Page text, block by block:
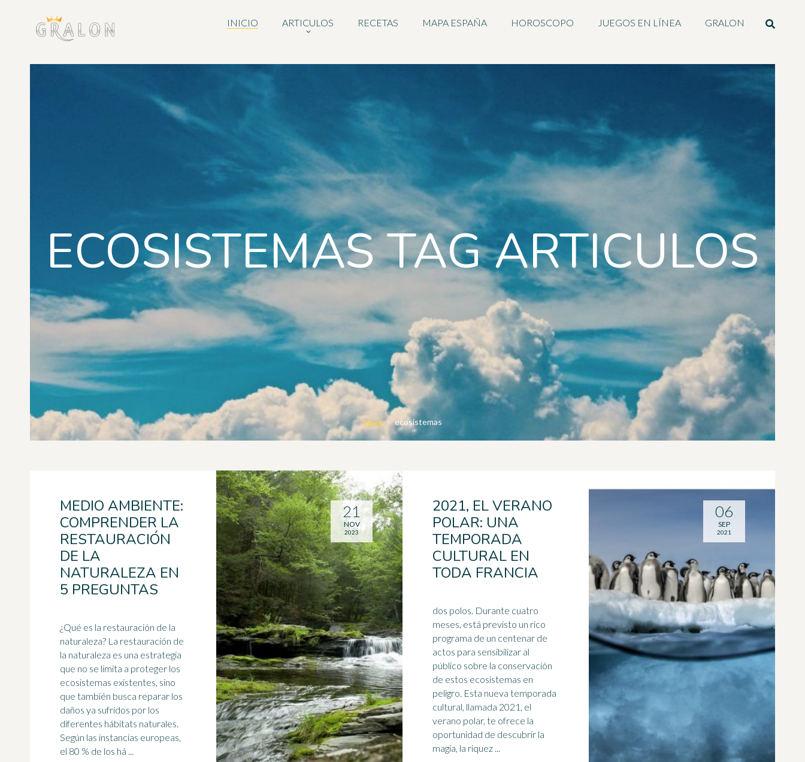
INICIO ARTICULOS RECETAS MAPA ESPAÑA HOROSCOPO JUEGOS EN LÍNEA GRALON
ECOSISTEMAS TAG ARTICULOS
Inicio ecosistemas
MEDIO AMBIENTE:
COMPRENDER LA
RESTAURACIÓN
DE LA
NATURALEZA EN
5 PREGUNTAS
¿Qué es la restauración de la
naturaleza? La restauración de
la naturaleza es una estrategia
que no se limita a proteger los
ecosistemas existentes, sino
que también busca reparar los
daños ya sufridos por los
diferentes hábitats naturales.
Según las instancias europeas,
el 80 % de los há ...
21
NOV
2023
2021, EL VERANO
POLAR: UNA
TEMPORADA
CULTURAL EN
TODA FRANCIA
dos polos. Durante cuatro
meses, está previsto un rico
programa de un centenar de
actos para sensibilizar al
público sobre la conservación
de estos ecosistemas en
peligro. Esta nueva temporada
cultural, llamada 2021, el
verano polar, te ofrece la
oportunidad de descubrir la
magia, la riquez ...
06
SEP
2021